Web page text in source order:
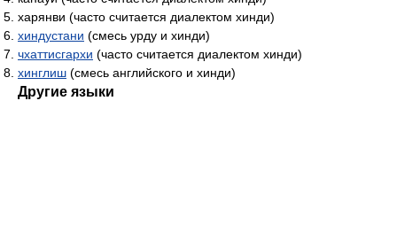
харянви (часто считается диалектом хинди)
хиндустани (смесь урду и хинди)
чхаттисгархи (часто считается диалектом хинди)
хинглиш (смесь английского и хинди)
Другие языки